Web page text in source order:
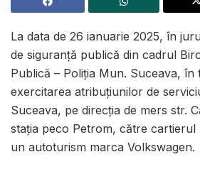
La data de 26 ianuarie 2025, în
de siguranță publică din cadrul
Publică – Poliția Mun. Suceava, în
exercitarea atribuţiunilor de
Suceava, pe direcția de mers str.
stația peco Petrom, către
un autoturism marca Volkswagen.